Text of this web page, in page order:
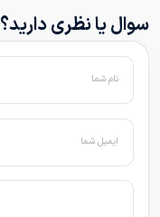
سوال یا نظری دارید؟
نام شما
ایمیل شما